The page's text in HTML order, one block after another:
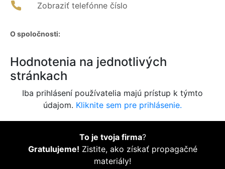
Zobraziť telefónne číslo
O spoločnosti:
Hodnotenia na jednotlivých
stránkach
Iba prihlásení používatelia majú prístup k týmto
údajom. Kliknite sem pre prihlásenie.
To je tvoja firma?
Gratulujeme! Zistite, ako získať propagačné
materiály!